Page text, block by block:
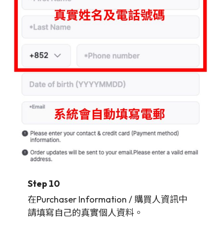
Step 10
在Purchaser Information / 購買人資訊中
請填寫自己的真實個人資料。